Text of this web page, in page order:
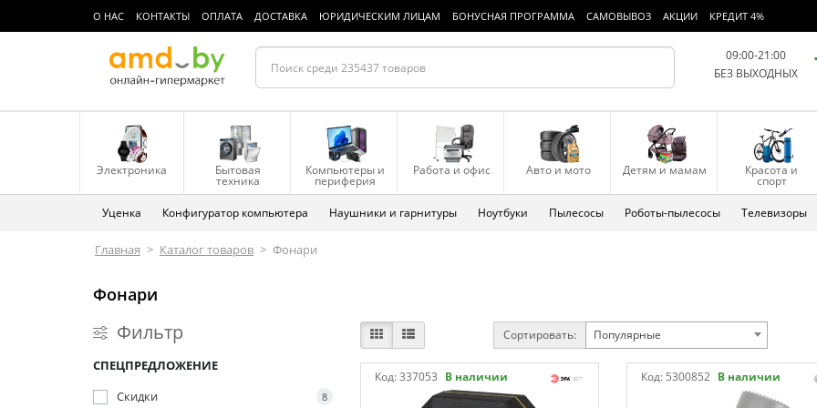
О НАС КОНТАКТЫ ОПЛАТА ДОСТАВКА ЮРИДИЧЕСКИМ ЛИЦАМ БОНУСНАЯ ПРОГРАММА САМОВЫВОЗ АКЦИИ КРЕДИТ 4%
09:00-21:00
БЕЗ ВЫХОДНЫХ
Электроника Бытовая
техника
Компьютеры и
периферия
Работа и офис Авто и мото Детям и мамам Красота и
спорт
Уценка Конфигуратор компьютера Наушники и гарнитуры Ноутбуки Пылесосы Роботы-пылесосы Телевизоры
Главная > Каталог товаров > Фонари
Фонари
Фильтр
СПЕЦПРЕДЛОЖЕНИЕ
Скидки
8
Сортировать: Популярные
Код:337053 В наличии Код: 5300852 В наличии